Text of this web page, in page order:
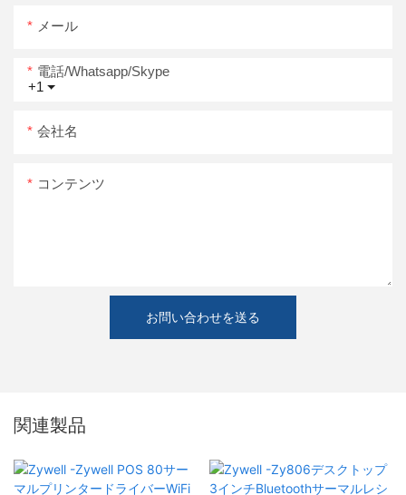
メール
+1
電話/whatsapp/skype
会社名
コンテンツ
お問い合わせを送る
関連製品